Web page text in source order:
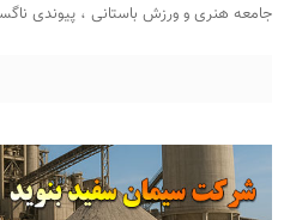
جامعه هنری و ورزش باستانی ، پیوندی